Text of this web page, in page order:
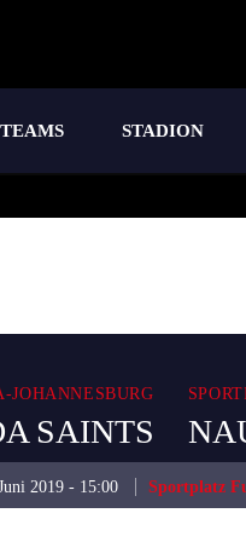
TEAMS STADION
JOHANNESBURG
SAINTS
2019 - 15:00 Sportplatz